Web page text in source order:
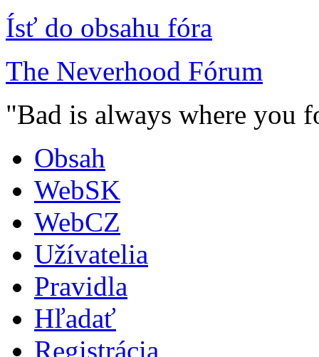
Ísť do obsahu fóra
The Neverhood Fórum
"Bad is always where you
Obsah
WebSK
WebCZ
Užívatelia
Pravidla
Hľadať
Registrácia